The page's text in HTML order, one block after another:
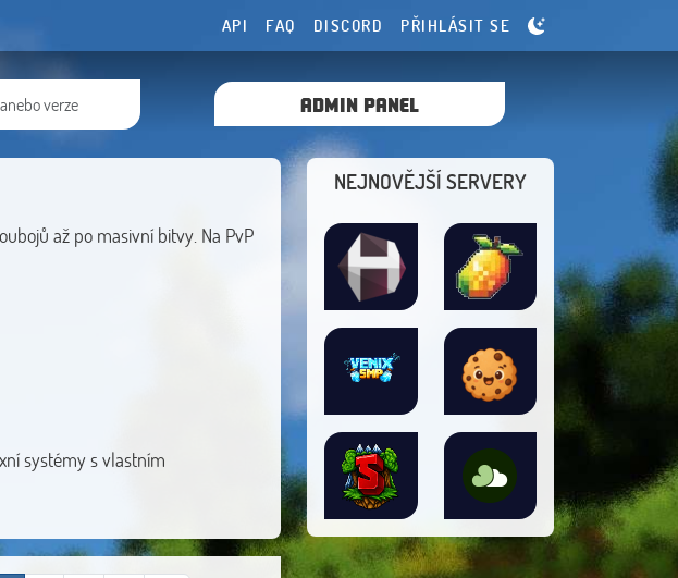
API FAQ DISCORD PŘIHLÁSIT SE
ADMIN PANEL
až po masivní bitvy. Na PvP
systémy s vlastním
NEJNOVĚJŠÍ SERVERY